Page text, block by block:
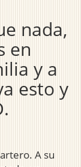
nada,
en
y a
esto y
A su